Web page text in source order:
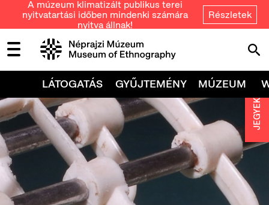
A múzeum klimatizált publikus terei
nyitvatartási időben mindenki számára
nyitva állnak!
Részletek
LÁTOGATÁS GYŰJTEMÉNY MÚZEUM
JEGYEK